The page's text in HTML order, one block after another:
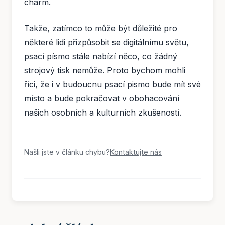
charm.
Takže, zatímco to může být důležité pro
některé lidi přizpůsobit se digitálnímu světu,
psací písmo stále nabízí něco, co žádný
strojový tisk nemůže. Proto bychom mohli
říci, že i v budoucnu psací pismo bude mít své
místo a bude pokračovat v obohacování
našich osobních a kulturních zkušeností.
Našli jste v článku chybu?Kontaktujte nás